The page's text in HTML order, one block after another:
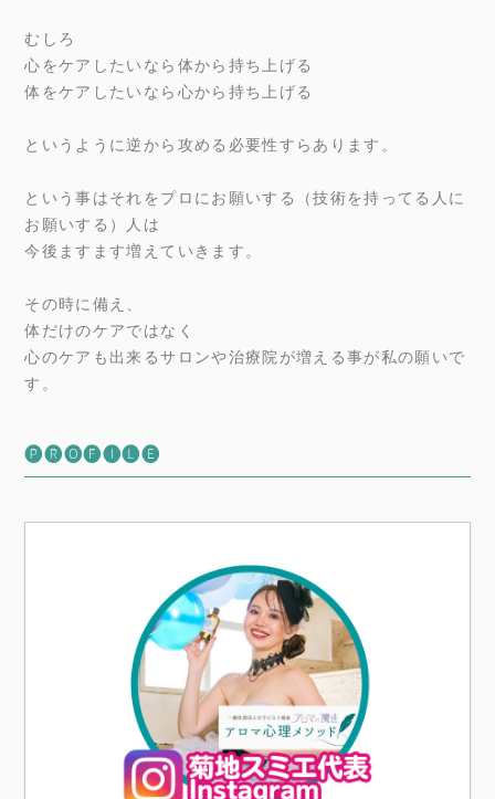
むしろ
心をケアしたいなら体から持ち上げる
体をケアしたいなら心から持ち上げる
というように逆から攻める必要性すらあります。
という事はそれをプロにお願いする（技術を持ってる人に
お願いする）人は
今後ますます増えていきます。
その時に備え、
体だけのケアではなく
心のケアも出来るサロンや治療院が増える事が私の願いで
す。
🅟🅡🅞🅕🅘🅛🅔